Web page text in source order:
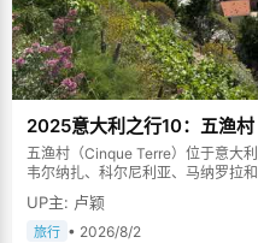
2025意大利之行10：五渔村
五渔村（Cinque Terre）位于意大
韦尔纳扎、科尔尼利亚、马纳罗拉
山傍海，房屋色彩斑斓，1997年被
UP主: 卢颖
旅行 • 2026/8/2